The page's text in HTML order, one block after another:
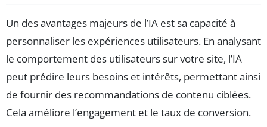
Un des avantages majeurs de l’IA est sa capacité à
personnaliser les expériences utilisateurs. En analysant
le comportement des utilisateurs sur votre site, l’IA
peut prédire leurs besoins et intérêts, permettant ainsi
de fournir des recommandations de contenu ciblées.
Cela améliore l’engagement et le taux de conversion.